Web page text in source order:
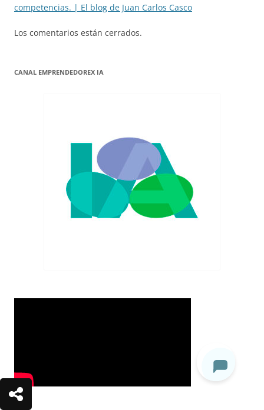
competencias. | El blog de Juan Carlos Casco
Los comentarios están cerrados.
CANAL EMPRENDEDOREX IA